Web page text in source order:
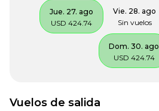
Jue. 27. ago
USD 424.74
Vie. 28. ago
Sin vuelos
Dom. 30. ago
USD 424.74
Vuelos de salida